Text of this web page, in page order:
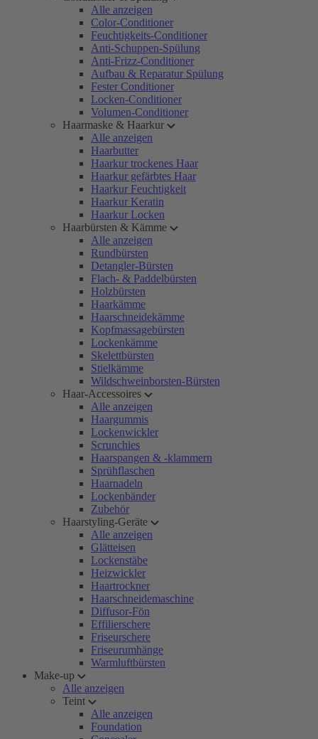
Alle anzeigen
Color-Conditioner
Feuchtigkeits-Conditioner
Anti-Schuppen-Spülung
Anti-Frizz-Conditioner
Aufbau & Reparatur Spülung
Fester Conditioner
Locken-Conditioner
Volumen-Conditioner
Haarmaske & Haarkur
Alle anzeigen
Haarbutter
Haarkur trockenes Haar
Haarkur gefärbtes Haar
Haarkur Feuchtigkeit
Haarkur Keratin
Haarkur Locken
Haarbürsten & Kämme
Alle anzeigen
Rundbürsten
Detangler-Bürsten
Flach- & Paddelbürsten
Holzbürsten
Haarkämme
Haarschneidekämme
Kopfmassagebürsten
Lockenkämme
Skelettbürsten
Stielkämme
Wildschweinborsten-Bürsten
Haar-Accessoires
Alle anzeigen
Haargummis
Lockenwickler
Scrunchies
Haarspangen & -klammern
Sprühflaschen
Haarnadeln
Lockenbänder
Zubehör
Haarstyling-Geräte
Alle anzeigen
Glätteisen
Lockenstäbe
Heizwickler
Haartrockner
Haarschneidemaschine
Diffusor-Fön
Effilierschere
Friseurschere
Friseurumhänge
Warmluftbürsten
Make-up
Alle anzeigen
Teint
Alle anzeigen
Foundation